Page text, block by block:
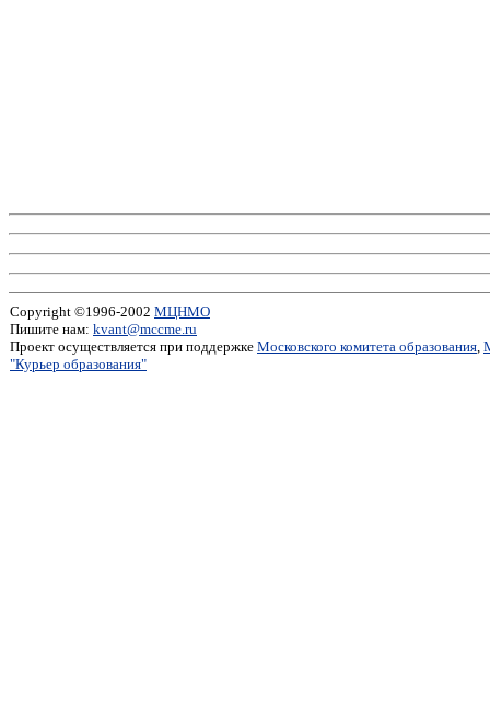
Copyright ©1996-2002 МЦНМО
Пишите нам: kvant@mccme.ru
Проект осуществляется при поддержке Московского комитета образования,
"Курьер образования"